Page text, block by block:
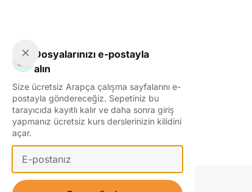
Dosyalarınızı e-postayla
alın
Size ücretsiz Arapça çalışma sayfalarını e-
postayla göndereceğiz. Sepetiniz bu
tarayıcıda kayıtlı kalır ve daha sonra giriş
yapmanız ücretsiz kurs derslerinizin kilidini
açar.